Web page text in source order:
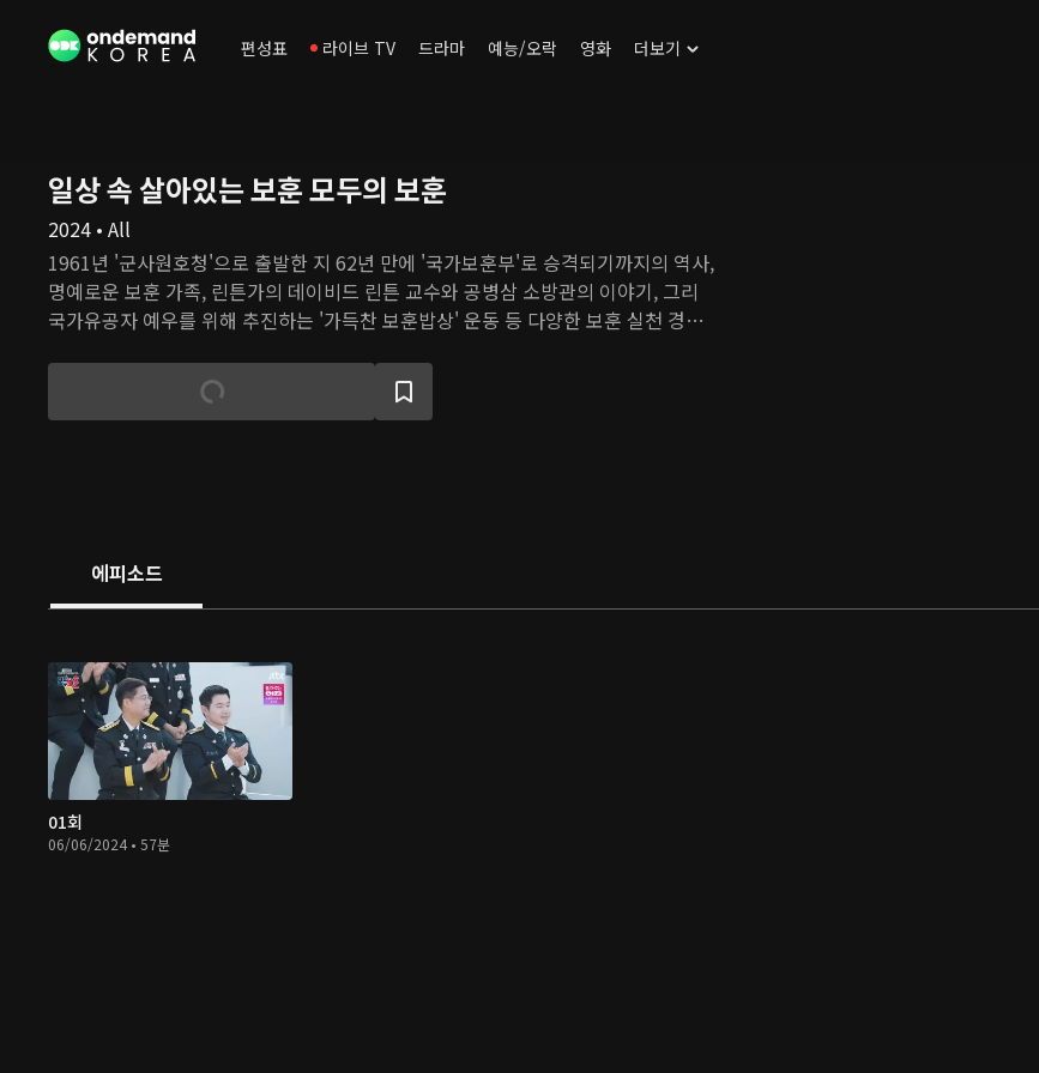
편성표 라이브 TV 드라마 예능/오락 영화 더보기
일상 속 살아있는 보훈 모두의 보훈
2024 • All
1961년 '군사원호청'으로 출발한 지 62년 만에 '국가보훈부'로 승격되기까지의 역사,
명예로운 보훈 가족, 린튼가의 데이비드 린튼 교수와 공병삼 소방관의 이야기, 그리
국가유공자 예우를 위해 추진하는 '가득찬 보훈밥상' 운동 등 다양한 보훈 실천 경험
에피소드
01회
06/06/2024 • 57분